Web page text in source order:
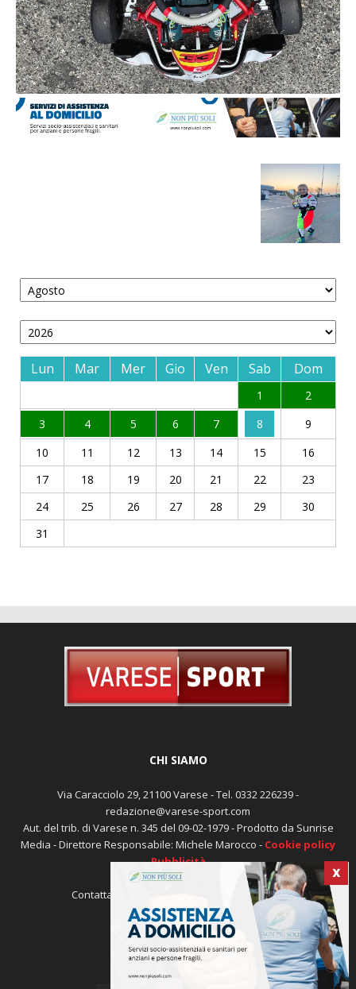
Lun Mar Mer Gio Ven Sab Dom
1
2
3
4 5 6 7 8
9
10
11 12 13 14 15
16
17
18 19 20 21 22
23
24
25 26 27 28 29
30
31
X
CHI SIAMO
Via Caracciolo 29, 21100 Varese - Tel. 0332 226239 -
redazione@varese-sport.com
Aut. del trib. di Varese n. 345 del 09-02-1979 - Prodotto da Sunrise
Media - Direttore Responsabile: Michele Marocco - Cookie policy
Pubblicità
Contattaci: redazione@varese-sport.com
SEGUICI